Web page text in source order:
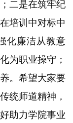
二是在筑牢纪
培训中对标中
化廉洁从教意
为职业操守；
。希望大家要
统师道精神，
助力学院事业